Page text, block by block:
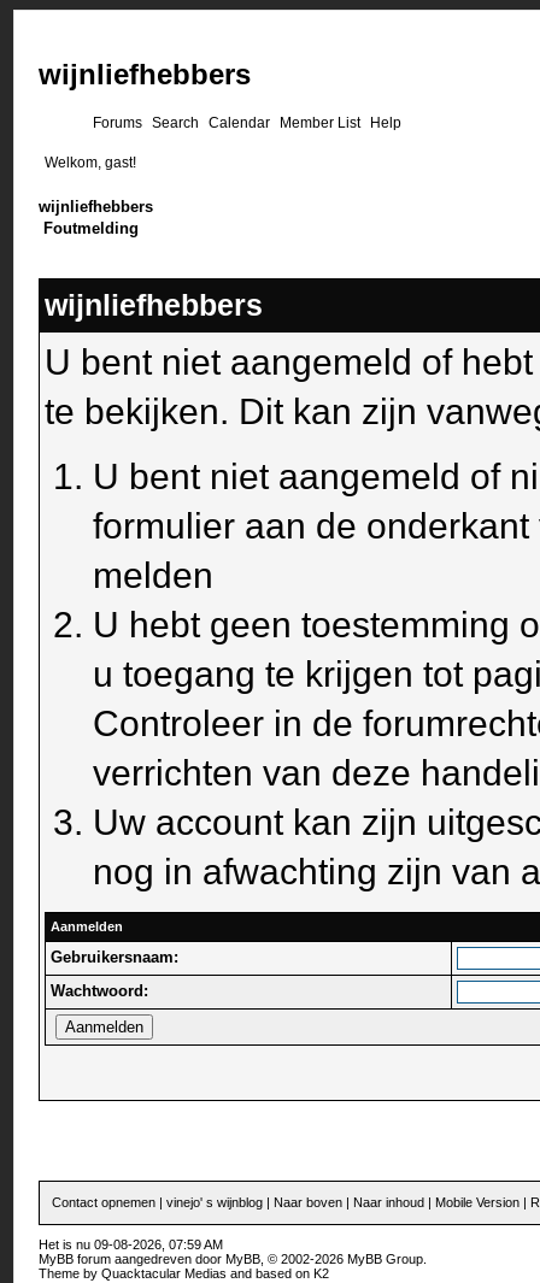
wijnliefhebbers
Forums Search Calendar Member List Help
Welkom, gast!
wijnliefhebbers
Foutmelding
wijnliefhebbers
U bent niet aangemeld of
te bekijken. Dit kan zijn
U bent niet aangemeld of
formulier aan de
melden
U hebt geen toestemming
u toegang te krijgen tot
Controleer in de
verrichten van deze
Uw account kan zijn
nog in afwachting zijn van
Aanmelden
Gebruikersnaam:
Wachtwoord:
Contact opnemen |vinejo' s wijnblog | Naar boven | Naar inhoud | Mobile Version |
Het is nu 09-08-2026, 07:59 AM
MyBB forum aangedreven doorMyBB , © 2002-2026MyBB Group
Theme byQuacktacular Medias and based onK2